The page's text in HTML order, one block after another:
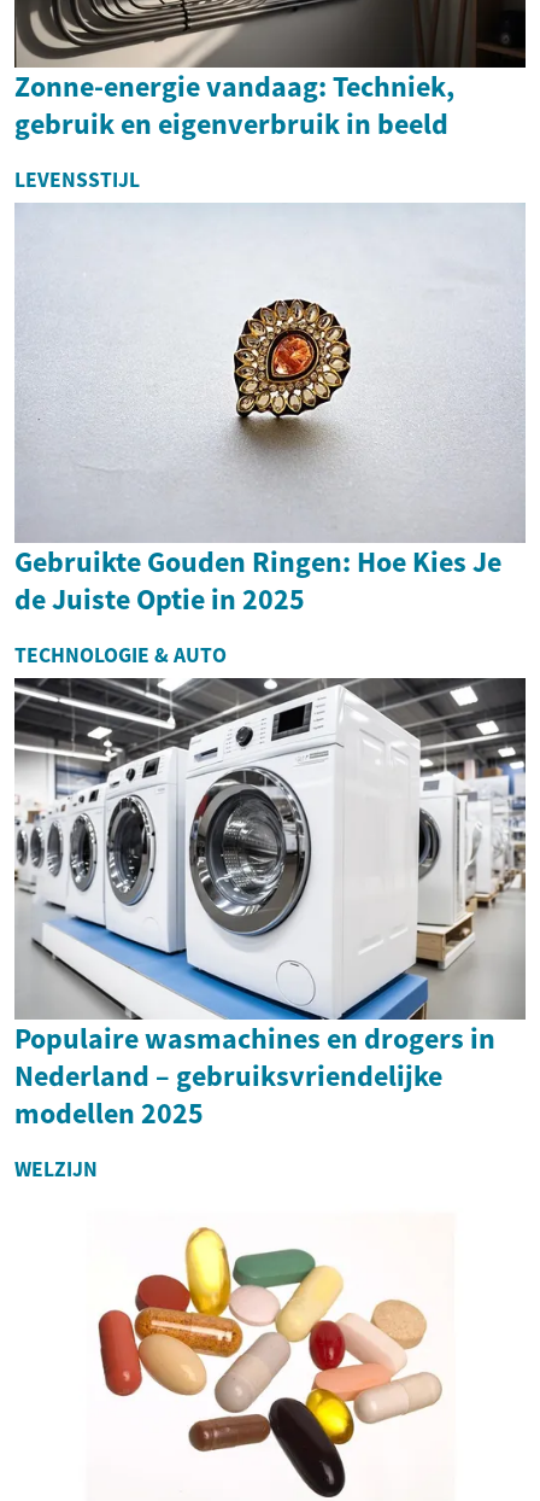
Zonne-energie vandaag: Techniek,
gebruik en eigenverbruik in beeld
LEVENSSTIJL
Gebruikte Gouden Ringen: Hoe Kies Je
de Juiste Optie in 2025
TECHNOLOGIE & AUTO
Populaire wasmachines en drogers in
Nederland – gebruiksvriendelijke
modellen 2025
WELZIJN